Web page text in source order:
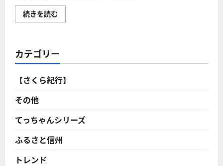
続きを読む
月
年
ぶ
の
巨
大
パ
ー
ム
ー
ン」
が
出
カテゴリー
【さくら紀行】
その他
てっちゃんシリーズ
ふるさと信州
トレンド